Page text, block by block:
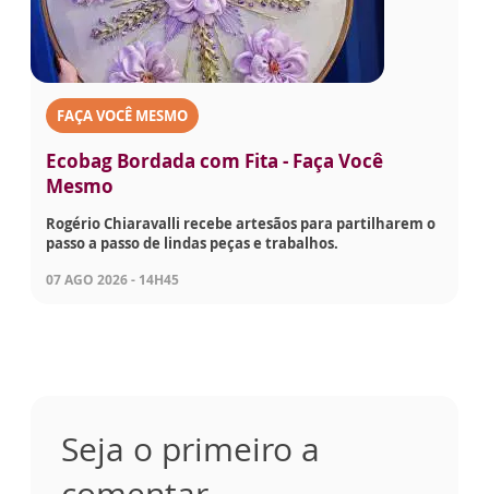
FAÇA VOCÊ MESMO
Ecobag Bordada com Fita - Faça Você
Mesmo
Rogério Chiaravalli recebe artesãos para partilharem o
passo a passo de lindas peças e trabalhos.
07 AGO 2026 - 14H45
Seja o primeiro a